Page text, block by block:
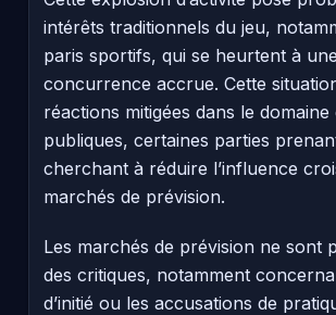
intérêts traditionnels du jeu,
paris sportifs, qui se heurtent à une
concurrence accrue. Cette
réactions mitigées dans le domaine
publiques, certaines parties
cherchant à réduire l’influence
marchés de prévision.
Les marchés de prévision ne sont
des critiques, notamment
d’initié ou les accusations de